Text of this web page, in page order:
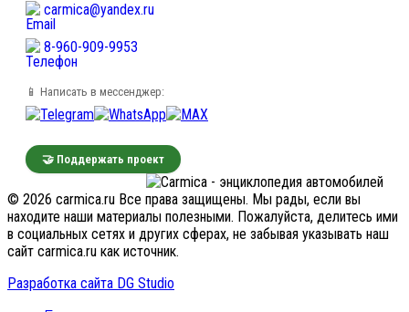
carmica@yandex.ru
8-960-909-9953
📱 Написать в мессенджер:
🤝 Поддержать проект
© 2026 carmica.ru Все права защищены. Мы рады, если вы
находите наши материалы полезными. Пожалуйста, делитесь ими
в социальных сетях и других сферах, не забывая указывать наш
сайт carmica.ru как источник.
Разработка сайта DG Studio